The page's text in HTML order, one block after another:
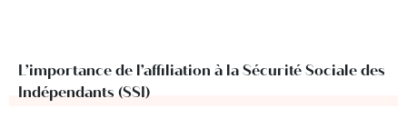
L’importance de l’affiliation à la Sécurité Sociale des
Indépendants (SSI)